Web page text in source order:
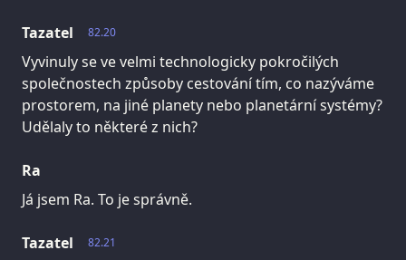
82.20
Tazatel
Vyvinuly se ve velmi technologicky pokročilých
společnostech způsoby cestování tím, co nazýváme
prostorem, na jiné planety nebo planetární systémy?
Udělaly to některé z nich?
Ra
Já jsem Ra. To je správně.
82.21
Tazatel